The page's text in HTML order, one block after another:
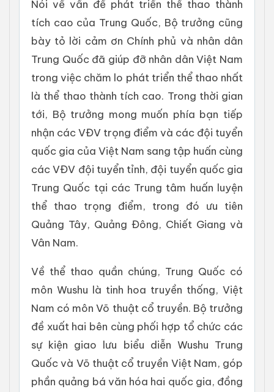
Nói về vấn đề phát triển thể thao thành
tích cao của Trung Quốc, Bộ trưởng cũng
bày tỏ lời cảm ơn Chính phủ và nhân dân
Trung Quốc đã giúp đỡ nhân dân Việt Nam
trong việc chăm lo phát triển thể thao nhất
là thể thao thành tích cao. Trong thời gian
tới, Bộ trưởng mong muốn phía bạn tiếp
nhận các VĐV trọng điểm và các đội tuyển
quốc gia của Việt Nam sang tập huấn cùng
các VĐV đội tuyển tỉnh, đội tuyển quốc gia
Trung Quốc tại các Trung tâm huấn luyện
thể thao trọng điểm, trong đó ưu tiên
Quảng Tây, Quảng Đông, Chiết Giang và
Vân Nam.
Về thể thao quần chúng, Trung Quốc có
môn Wushu là tinh hoa truyền thống, Việt
Nam có môn Võ thuật cổ truyền. Bộ trưởng
đề xuất hai bên cùng phối hợp tổ chức các
sự kiện giao lưu biểu diễn Wushu Trung
Quốc và Võ thuật cổ truyền Việt Nam, góp
phần quảng bá văn hóa hai quốc gia, đồng